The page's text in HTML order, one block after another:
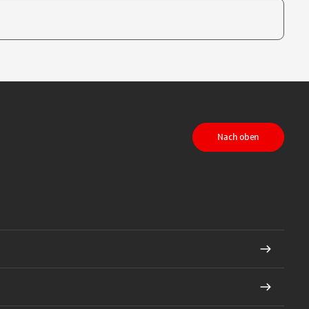
Nach oben